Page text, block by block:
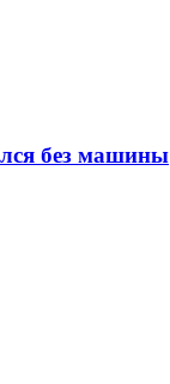
без машины